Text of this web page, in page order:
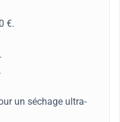
€.
un séchage ultra-